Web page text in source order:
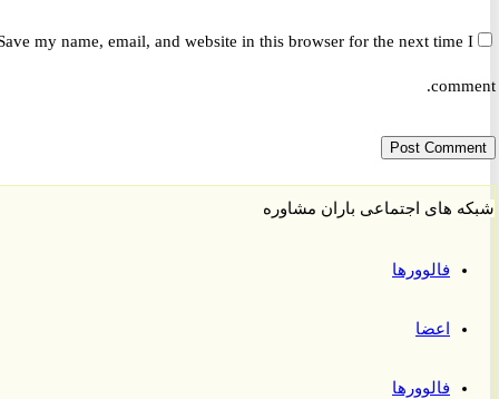
Save my name, email, and website in this browser for the next time
های اجتماعی باران مشاوره
فالوورها
اعضا
فالوورها